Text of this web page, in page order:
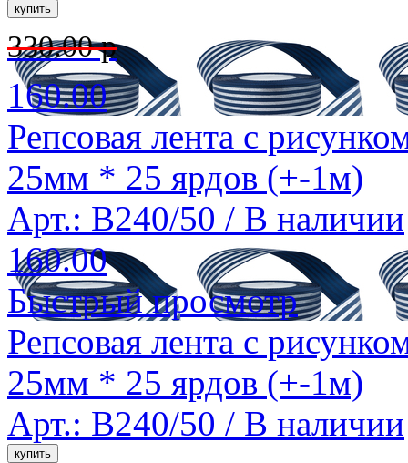
330.00 р
160.00
Репсовая лента с
25мм * 25 ярдов (+-1м)
Арт.: B240/50 / В наличии
160.00
Быстрый просмотр
Репсовая лента с
25мм * 25 ярдов (+-1м)
Арт.: B240/50 / В наличии